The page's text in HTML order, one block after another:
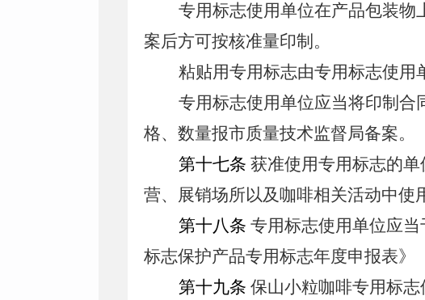
专用标志使用单位在产品包装物
案后方可按核准量印制。
粘贴用专用标志由专用标志使用
专用标志使用单位应当将印制
格、数量报市质量技术监督局备案。
第十七条 获准使用专用标志的
营、展销场所以及咖啡相关活动中使
第十八条 专用标志使用单位应
标志保护产品专用标志年度申报表》
第十九条 保山小粒咖啡专用标